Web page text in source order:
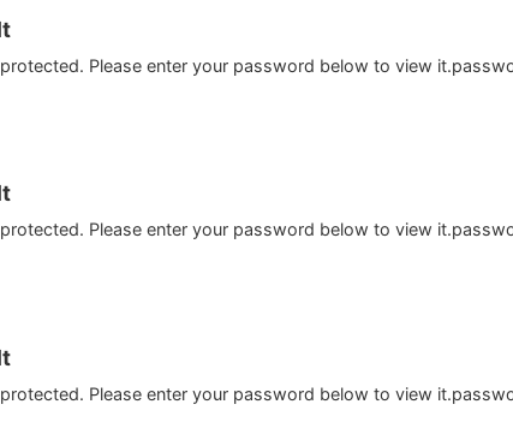
Please enter your password below to view
Please enter your password below to view
Please enter your password below to view